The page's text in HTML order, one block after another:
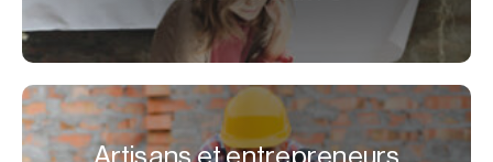
Artisans et entrepreneurs